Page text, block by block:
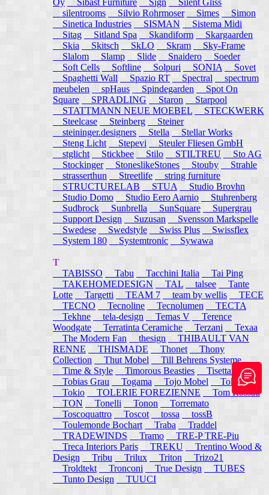
Oy
Sibast Furniture Sign
Silent Gliss
silentrooms
Silvio Rohrmoser Simes Simon
Sinetica Industries
SISMAN
Sistema Midi
Sitag
Sitland Spa Skandiform
Skargaarden
Skia
Skitsch SkLO Skram
Sky-Frame
Slalom
Slamp Slide Snaidero
Soeder
Soft Cells
Softline Solpuri SONIA
Sovet
Spaghetti Wall
Spazio RT Spectral
spectrum
meubelen
spHaus Spindegarden
Spot On
Square
SPRADLING Staron
Starpool
STATTMANN NEUE MOEBEL
STECKWERK
Steelcase
Steinberg
Steiner
steininger.designers
Stella Stellar Works
Steng Licht
Stepevi
Steuler Fliesen GmbH
stglicht
Stickbee Stilo STILTREU
Sto AG
Stockinger
StoneslikeStones Stouby
Strahle
strasserthun
Streetlife
string furniture
STRUCTURELAB
STUA
Studio Brovhn
Studio Domo
Studio Eero Aarnio
Stuhrenberg
Sudbrock
Sunbrella SunSquare
Supergrau
Support Design
Suzusan
Svensson Markspelle
Swedese
Swedstyle Swiss Plus
Swissflex
System 180
Systemtronic Sywawa
T
TABISSO
Tabu Tacchini Italia
Tai Ping
TAKEHOMEDESIGN
TAL talsee
Tante
Lotte
Targetti TEAM 7 team by wellis
TECE
TECNO
Tecnoline Tecnolumen
TECTA
Tekhne
tela-design Temas V
Terence
Woodgate
Terratinta Ceramiche Terzani
Texaa
The Modern Fan
thesign
THIBAULT VAN
RENNE
THISMADE Thonet
Thony
Collection
Thut Mobel
Till Behrens Systeme
Time & Style
Timorous Beasties
Tisettanta
Tobias Grau
Togama Tojo Mobel
Token
Tokio
TOLERIE FOREZIENNE
Tom Rossau
TON
Tonelli Tonon
Torremato
Toscoquattro
Toscot tossa
tossB
Toulemonde Bochart
Traba
Traddel
TRADEWINDS
Tramo
TRE-P TRE-Piu
Treca Interiors Paris
TREKU
Trentino Wood &
Design
Tribu Trilux Triton
Trizo21
Troldtekt Tronconi True Design
TUBES
Tunto Design
TUUCI